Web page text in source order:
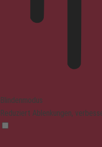
Blindenmodus
Reduziert Ablenkungen,